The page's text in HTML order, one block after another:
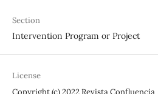
Section
Intervention Program or Project
License
Copyright (c) 2022 Revista Confluencia